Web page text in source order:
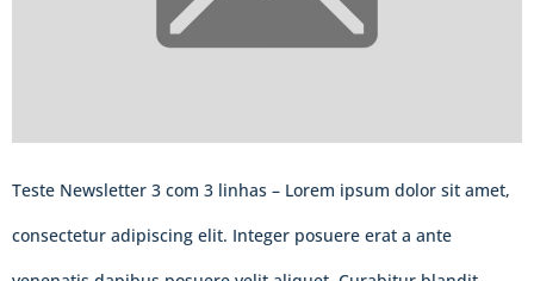
Teste Newsletter 3 com 3 linhas – Lorem ipsum dolor sit amet,
consectetur adipiscing elit. Integer posuere erat a ante